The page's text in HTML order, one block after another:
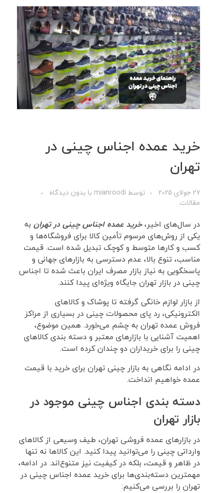
خرید عمده اجناس چینی در
تهران
27 جولای 2025 توسط mianroodi با بدون دیدگاه
مقالات
در سال‌های اخیر،خرید عمده اجناس چینی در تهران به
یکی از روش‌های مرسوم تأمین کالا برای فروشگاه‌ها و
کسب ‌و کارها متوسط و کوچک تبدیل شده است. قیمت
مناسب، تنوع بالا، عدم دسترسی به بازارهای جهانی و
پاسخگویی به نیاز بازار مصرف ایران باعث شده تا اجناس
چینی در بازار تهران جایگاه ویژه‌ای پیدا کنند.
از بازار لوازم خانگی گرفته تا پوشاک و کالاهای
الکترونیکی، رد پای محصولات چینی در بسیاری از مراکز
فروش عمده تهران به چشم می‌خورد. همین موضوع،
اهمیت آشنایی با بازارهای معتبر و دسته‌ بندی کالاهای
چینی را برای خریداران دو چندان کرده است.
در ادامه نگاهی به بازار چینی تهران برای خرید با قیمت
عمده خواهیم انداخت.
دسته بندی اجناس چینی موجود در
بازار تهران
در بازارهای عمده ‌فروشی تهران، طیف وسیعی از کالاهای
وارداتی چینی را می‌توانید پیدا کنید. این کالاها نه ‌تنها
در ظاهر و قیمت، بلکه در کیفیت نیز متنوع‌اند. در ادامه،
مهمترین دسته‌بندی‌ها برای خرید عمده اجناس چینی در
تهران را بررسی می‌کنیم: